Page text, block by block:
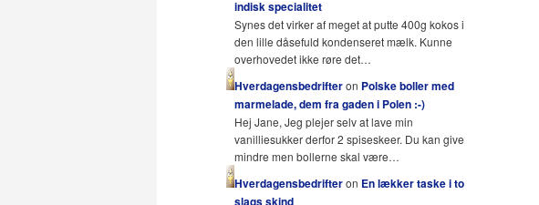
indisk specialitet
Synes det virker af meget at putte 400g kokos i
den lille dåsefuld kondenseret mælk. Kunne
overhovedet ikke røre det…
Hverdagensbedrifteron Polske boller med
marmelade, dem fra gaden i Polen :-)
Hej Jane, Jeg plejer selv at lave min
vanilliesukker derfor 2 spiseskeer. Du kan give
mindre men bollerne skal være…
Hverdagensbedrifteron En lækker taske i to
slags skind